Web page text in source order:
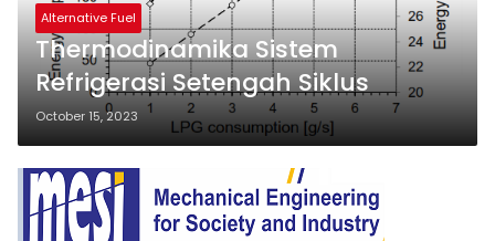
Alternative Fuel
Thermodinamika Sistem
Refrigerasi Setengah Siklus
October 15, 2023